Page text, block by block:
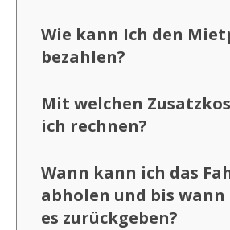
Wie kann Ich den
bezahlen?
Mit welchen
ich rechnen?
Wann kann ich das
abholen und bis wann
es zurückgeben?